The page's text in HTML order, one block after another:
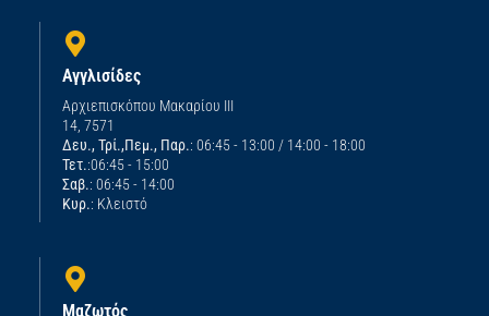
Αγγλισίδες
Αρχιεπισκόπου Μακαρίου ΙΙΙ
14, 7571
Δευ., Τρί.,Πεμ., Παρ.: 06:45 - 13:00 / 14:00 - 18:00
Τετ.:06:45 - 15:00
Σαβ.: 06:45 - 14:00
Κυρ.: Κλειστό
Μαζωτός